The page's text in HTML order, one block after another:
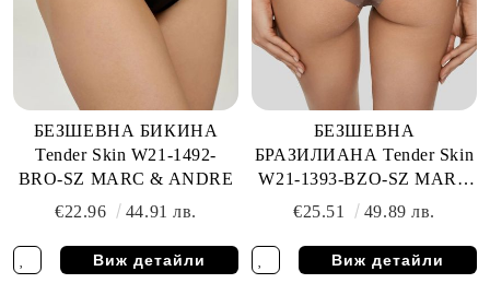
БЕЗШЕВНА БИКИНА
Tender Skin W21-1492-
BRO-SZ MARC & ANDRE
€22.96
44.91 лв.
Виж детайли
БЕЗШЕВНА
БРАЗИЛИАНА Tender Skin
W21-1393-BZO-SZ MARC
& ANDRE
€25.51 49.89 лв.
Виж детайли